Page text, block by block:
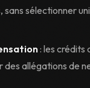
sélectionner
: les crédits
allégations de